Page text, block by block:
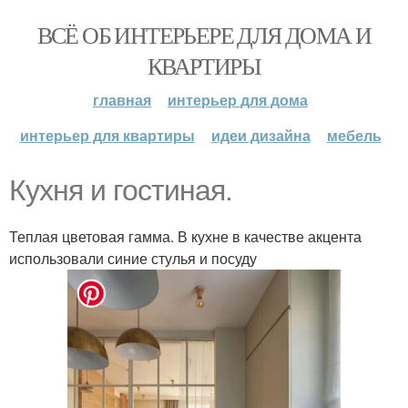
ВСЁ ОБ ИНТЕРЬЕРЕ ДЛЯ ДОМА И
КВАРТИРЫ
главная
интерьер для дома
интерьер для квартиры
идеи дизайна мебель
Кухня и гостиная.
Теплая цветовая гамма. В кухне в качестве акцента
использовали синие стулья и посуду